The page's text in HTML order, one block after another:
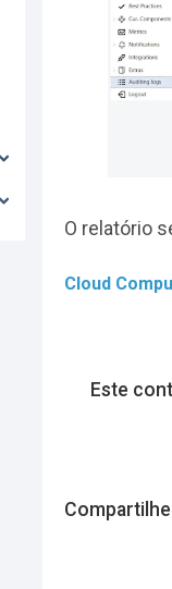
O relatório
Cloud
Este